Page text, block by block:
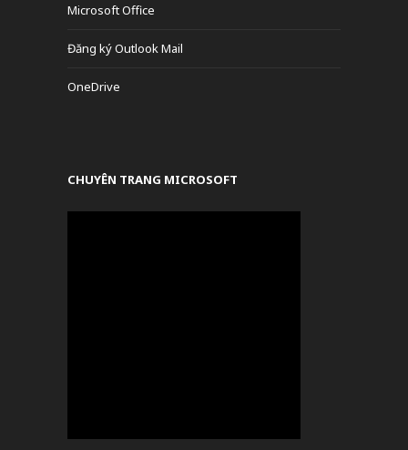
Microsoft Office
Đăng ký Outlook Mail
OneDrive
CHUYÊN TRANG MICROSOFT